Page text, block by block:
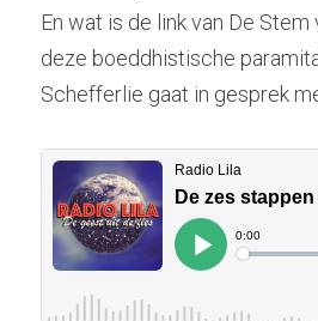
En wat is de link van De
deze boeddhistische
Schefferlie gaat in gesprek